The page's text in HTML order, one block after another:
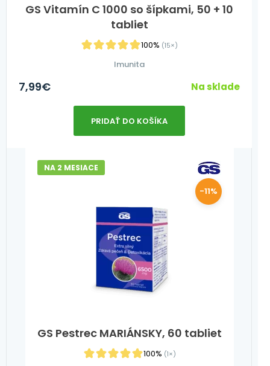
GS Vitamín C 1000 so šípkami, 50 + 10
tabliet
100% (15×)
Imunita
7,99€ Na sklade
PRIDAŤ DO KOŠÍKA
GS Pestrec MARIÁNSKY, 60 tabliet
100% (1×)
NA 2 MESIACE
-11%